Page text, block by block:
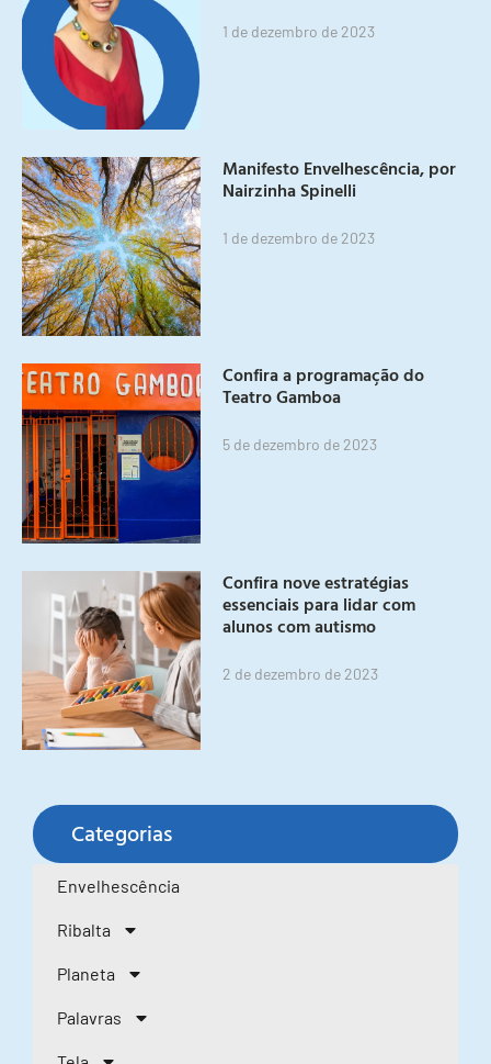
1 de dezembro de 2023
Manifesto Envelhescência, por
Nairzinha Spinelli
1 de dezembro de 2023
Confira a programação do
Teatro Gamboa
5 de dezembro de 2023
Confira nove estratégias
essenciais para lidar com
alunos com autismo
2 de dezembro de 2023
Categorias
Envelhescência
Ribalta
Planeta
Palavras